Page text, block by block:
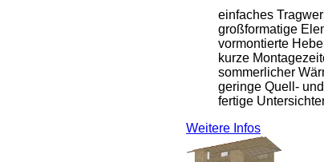
einfaches
großformatige
vormontierte
kurze
sommerlicher
geringe Quell-
fertige
Weitere Infos